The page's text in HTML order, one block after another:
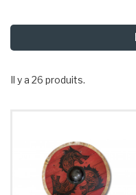
Il y a 26 produits.